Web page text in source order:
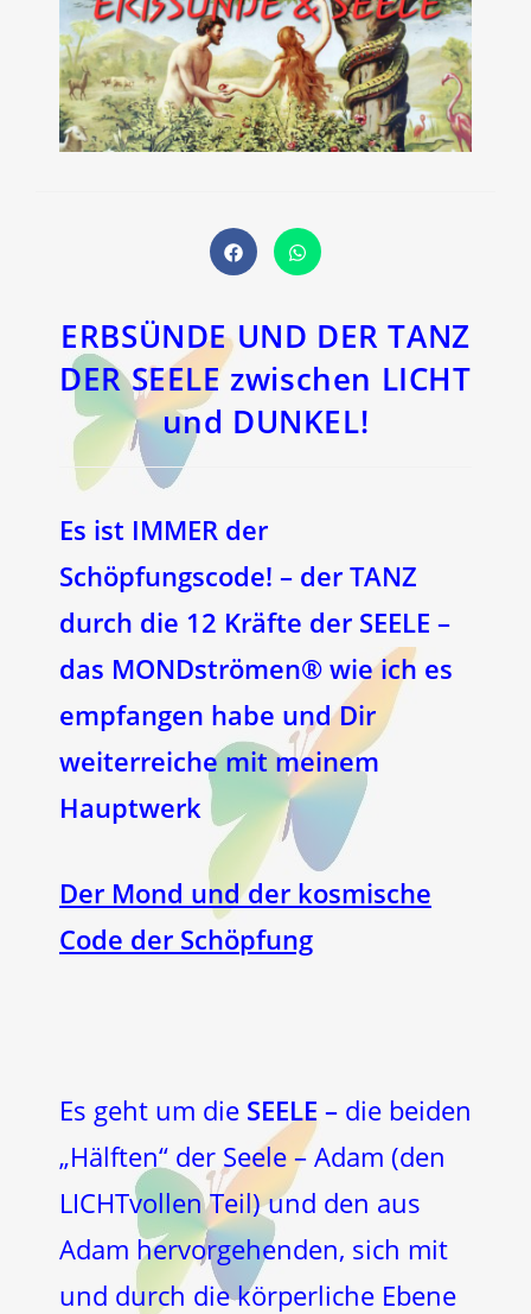
Öffnet
in
Fenster
Öffnet
in
Fenster
ERBSÜNDE UND DER TANZ
DER SEELE zwischen LICHT
und DUNKEL!
Es ist IMMER der
Schöpfungscode! – der TANZ
durch die 12 Kräfte der SEELE –
das MONDströmen® wie ich es
empfangen habe und Dir
weiterreiche mit meinem
Hauptwerk
Der Mond und der kosmische
Code der Schöpfung
Es geht um die SEELE – die beiden
„Hälften“ der Seele – Adam (den
LICHTvollen Teil) und den aus
Adam hervorgehenden, sich mit
und durch die körperliche Ebene